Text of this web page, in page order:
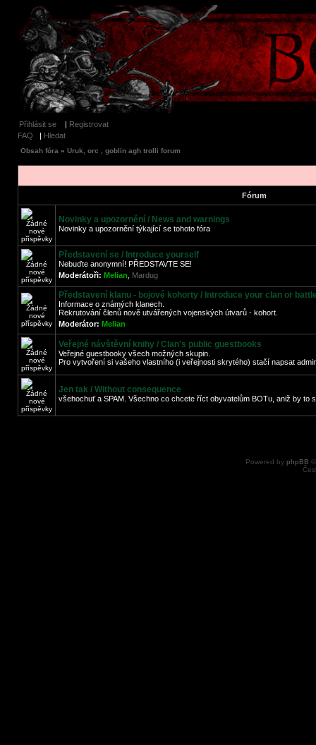
Přihlásit se | Registrovat
FAQ | Hledat
Obsah fóra » Uruk, orc , goblin agh trolli forum
Fórum
Novinky a upozornění / News and warnings
Novinky a upozornění týkající se tohoto fóra
Představení se / Introduce yourself
Nebuďte anonymní! PŘEDSTAVTE SE!
Moderátoři: Melian Mardug
Představení klanu - bojové kohorty / Introduce your clan or
Informace o známých klanech.
Rekrutování členů nově utvářených vojenských útvarů - kohort.
Moderátor: Melian
Veřejné návštěvní knihy / Clan's public guestbooks
Veřejné guestbooky všech možných skupin.
Pro vytvoření si vašeho vlastního (i veřejnosti skrytého) stačí napsat
Jen tak / Without consequence
všehochuť a SPAM. Všechno co chcete říct obyvatelům BOTu, aniž by to
Powered by phpBB